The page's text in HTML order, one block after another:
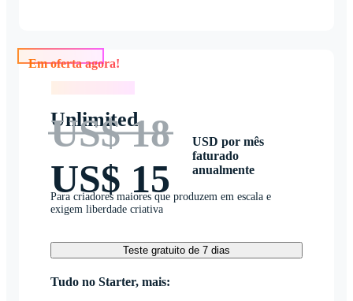
Unlimited
US$ 18
US$ 15
USD por mês
faturado
anualmente
Para criadores maiores que produzem em escala e
exigem liberdade criativa
Teste gratuito de 7 dias
Tudo no Starter, mais: